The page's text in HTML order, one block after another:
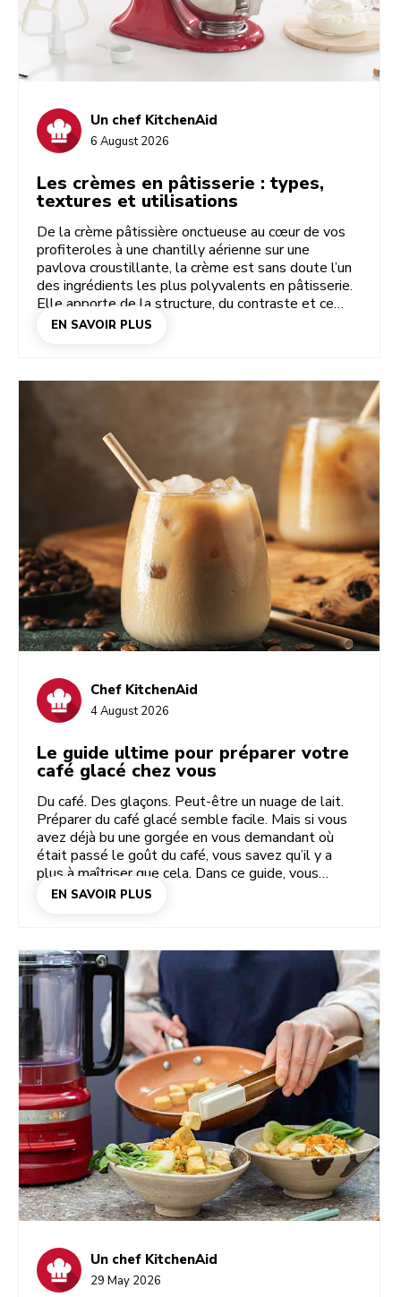
Un chef KitchenAid
6 August 2026
Les crèmes en pâtisserie : types,
textures et utilisations
De la crème pâtissière onctueuse au cœur de vos
profiteroles à une chantilly aérienne sur une
pavlova croustillante, la crème est sans doute l’un
des ingrédients les plus polyvalents en pâtisserie.
Elle apporte de la structure, du contraste et ce
côté gourmand que vous aimez tant dans un
comment réussir sa texture à tous les coups.
EN SAVOIR PLUS
Chef KitchenAid
4 August 2026
Le guide ultime pour préparer votre
café glacé chez vous
Du café. Des glaçons. Peut-être un nuage de lait.
Préparer du café glacé semble facile. Mais si vous
avez déjà bu une gorgée en vous demandant où
était passé le goût du café, vous savez qu’il y a
plus à maîtriser que cela. Dans ce guide, vous
apprendrez comment préparer chez vous un café
EN SAVOIR PLUS
Un chef KitchenAid
29 May 2026